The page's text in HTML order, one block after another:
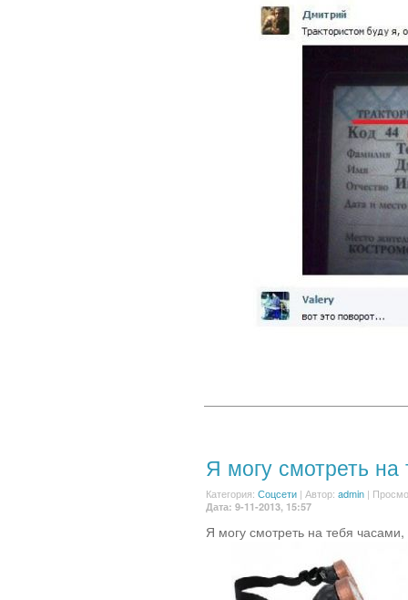
Я могу смотреть на
Категория: Соцсети | Автор: admin |
Дата: 9-11-2013, 15:57
Я могу смотреть на тебя